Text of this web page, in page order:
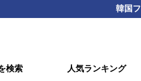
韓国
検索 人気ランキング